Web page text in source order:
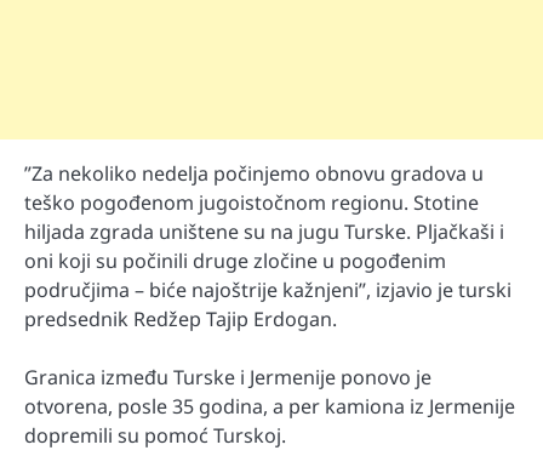
”Za nekoliko nedelja počinjemo obnovu gradova u
teško pogođenom jugoistočnom regionu. Stotine
hiljada zgrada uništene su na jugu Turske. Pljačkaši i
oni koji su počinili druge zločine u pogođenim
područjima – biće najoštrije kažnjeni”, izjavio je turski
predsednik Redžep Tajip Erdogan.
Granica između Turske i Jermenije ponovo je
otvorena, posle 35 godina, a per kamiona iz Jermenije
dopremili su pomoć Turskoj.